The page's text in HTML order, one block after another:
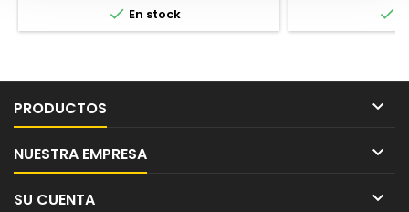
 En stock 
PRODUCTOS 
NUESTRA EMPRESA 
SU CUENTA 